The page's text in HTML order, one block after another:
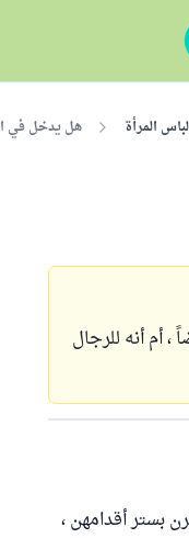
لباس المرأة هل يدخل في
أم أنه للرجال
بستر أقدامهن ،